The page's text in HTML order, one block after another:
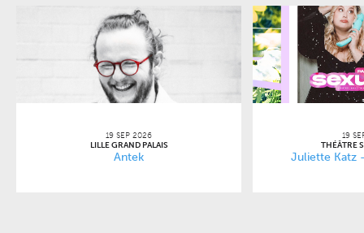
19 SEP 2026
LILLE GRAND PALAIS
Antek
19
THÉÂTRE
Juliette Katz